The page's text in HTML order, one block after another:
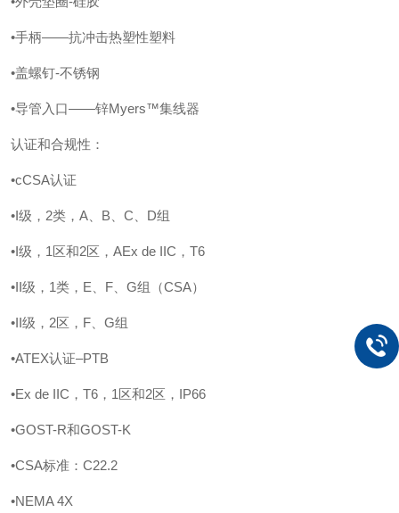
•手柄——抗冲击热塑性塑料
•盖螺钉-不锈钢
•导管入口——锌Myers™集线器
认证和合规性：
•cCSA认证
•I级，2类，A、B、C、D组
•I级，1区和2区，AEx de IIC，T6
•II级，1类，E、F、G组（CSA）
•II级，2区，F、G组
•ATEX认证–PTB
•Ex de IIC，T6，1区和2区，IP66
•GOST-R和GOST-K
•CSA标准：C22.2
•NEMA 4X